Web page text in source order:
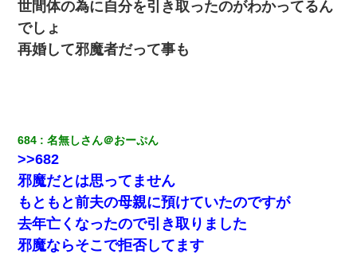
とか知らなかった…
３２歳俺「ずっと好きでした！！付き合って下さい！」 ２５歳
旦那の元カノをSNSで探して写真を保存して顔面評価スレで写真
を晒してた。ほとんどがブスという評価の中で二人ほど意外に好
評価で苦々しく思った
私「まとめ買いして冷凍ストックしてる」Ａ「ずるい！クレク
レ！」私「なんでよ」Ａ「ケーチ！バーカ！」→ 後日、Ａ旦那が
凸してきた
世間体の為に自分を引き取ったのがわかってるん
でしょ
再婚して邪魔者だって事も
684 名無しさん＠おーぷん
>>682
邪魔だとは思ってません
もともと前夫の母親に預けていたのですが
去年亡くなったので引き取りました
邪魔ならそこで拒否してます